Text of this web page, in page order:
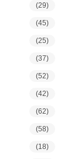
(29)
(45)
(25)
(37)
(52)
(42)
(62)
(58)
(18)